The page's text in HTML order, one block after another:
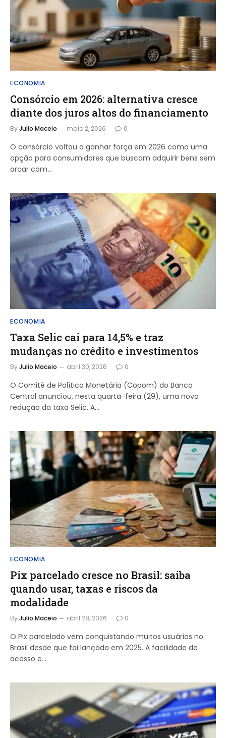
ECONOMIA
Consórcio em 2026: alternativa cresce
diante dos juros altos do financiamento
ByJulio Maceio maio 2, 2026 0
O consórcio voltou a ganhar força em 2026 como uma
opção para consumidores que buscam adquirir bens sem
arcar com…
ECONOMIA
Taxa Selic cai para 14,5% e traz
mudanças no crédito e investimentos
ByJulio Maceio abril 30, 2026 0
O Comitê de Política Monetária (Copom) do Banco
Central anunciou, nesta quarta-feira (29), uma nova
redução da taxa Selic. A…
ECONOMIA
Pix parcelado cresce no Brasil: saiba
quando usar, taxas e riscos da
modalidade
ByJulio Maceio abril 28, 2026 0
O Pix parcelado vem conquistando muitos usuários no
Brasil desde que foi lançado em 2025. A facilidade de
acesso e…